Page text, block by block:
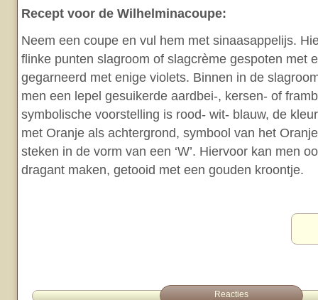
Recept voor de Wilhelminacoupe:
Neem een coupe en vul hem met sinaasappelijs.
flinke punten slagroom of slagcrème gespoten met
gegarneerd met enige violets. Binnen in de
men een lepel gesuikerde aardbei-, kersen- of
symbolische voorstelling is rood- wit- blauw, de
met Oranje als achtergrond, symbool van het
steken in de vorm van een ‘W’. Hiervoor kan men
dragant maken, getooid met een gouden kroontje.
Reacties